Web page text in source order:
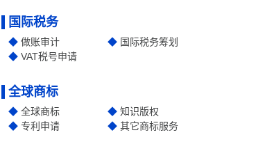
国际税务
做账审计
国际税务筹划
VAT税号申请
全球商标
全球商标
知识版权
专利申请
其它商标服务